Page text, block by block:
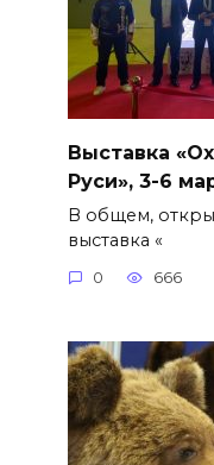
Выставка
Руси», 3-6
В общем,
выставка «
0 666